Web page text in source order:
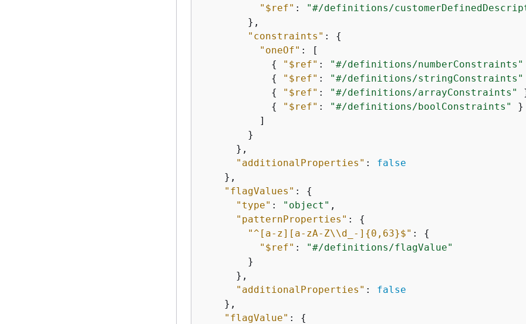
"$ref" :
"#/definitions/
        },
"constraints" : {
"oneOf" : [
{
"$ref" : "#/definitions/numberConstraints"
{
"$ref" : "#/definitions/stringConstraints"
{
"$ref" : "#/definitions/arrayConstraints"
{
"$ref" : "#/definitions/boolConstraints"
}
          ]
        }
      },
"additionalProperties" : false
    },
"flagValues" : {
"type" : "object" ,
"patternProperties" : {
"^[a-z][a-zA-Z\\d_-] {0,63}$" : {
"$ref" :
"#/definitions/flagValue"
        }
      },
"additionalProperties" : false
    },
"flagValue" : {